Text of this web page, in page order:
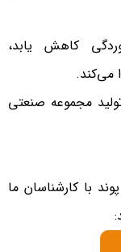
کاهش یابد،
می‌کند.
مجموعه صنعتی
پوند با کارشناسان ما